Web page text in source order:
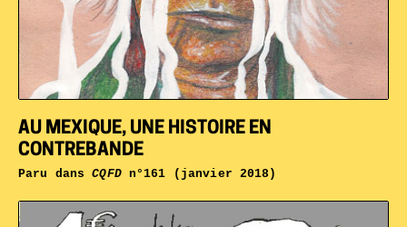
AU MEXIQUE, UNE HISTOIRE EN
CONTREBANDE
Paru dansCQFDn°161 (janvier 2018)